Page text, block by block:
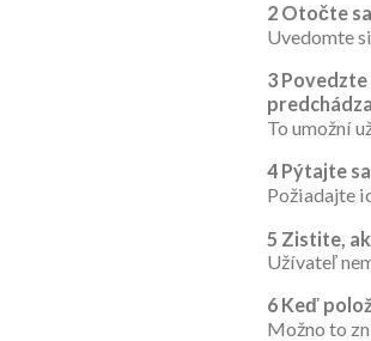
2 Otočte
Uvedomte
3
To umožní
4 Pýtajte
Požiadajte
5 Zistite,
Užívateľ
6 Keď
Možno to